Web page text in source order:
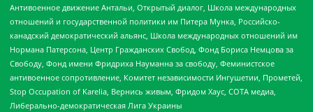
Антивоенное движение Антальи, Открытый диалог, Школа международных
отношений и государственной политики им Питера Мунка, Российско-
канадский демократический альянс, Школа международных отношений им
Нормана Патерсона, Центр Гражданских Свобод, Фонд Бориса Немцова за
Свободу, Фонд имени Фридриха Науманна за свободу, Феминистское
антивоенное сопротивление, Комитет независимости Ингушетии, Прометей,
Stop Occupation of Karelia, Вернись живым, Фридом Хаус, СОТА медиа,
Либерально-демократическая Лига Украины